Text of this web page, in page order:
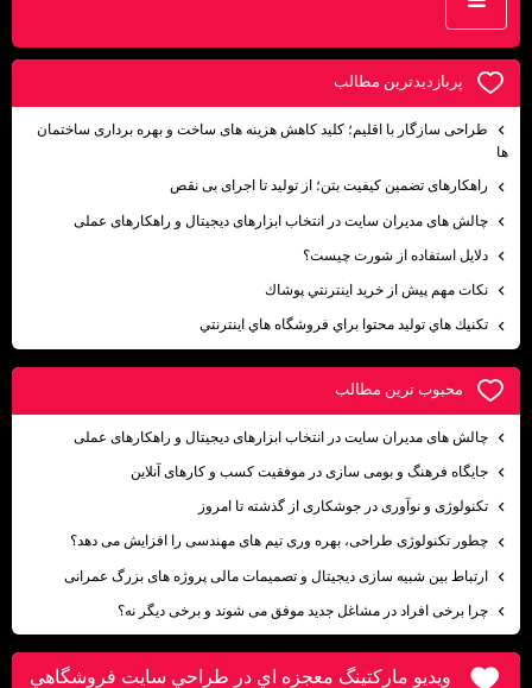
پربازديدترين مطالب
طراحی سازگار با اقلیم؛ کلید کاهش هزینه ‌های ساخت و بهره‌ برداری ساختمان‌
ها
راهکارهای تضمین کیفیت بتن؛ از تولید تا اجرای بی نقص
چالش های مدیران سایت در انتخاب ابزارهای دیجیتال و راهکارهای عملی
دلايل استفاده از شورت چيست؟
نكات مهم پيش از خريد اينترنتي پوشاك
تكنيك هاي توليد محتوا براي فروشگاه هاي اينترنتي
محبوب ترين مطالب
چالش های مدیران سایت در انتخاب ابزارهای دیجیتال و راهکارهای عملی
جایگاه فرهنگ و بومی ‌سازی در موفقیت کسب ‌و کارهای آنلاین
تکنولوژی و نوآوری در جوشکاری از گذشته تا امروز
چطور تکنولوژی طراحی، بهره وری تیم های مهندسی را افزایش می دهد؟
ارتباط بین شبیه سازی دیجیتال و تصمیمات مالی پروژه های بزرگ عمرانی
چرا برخی افراد در مشاغل جدید موفق می شوند و برخی دیگر نه؟
ويديو ماركتينگ معجزه اي در طراحي سايت فروشگاهي